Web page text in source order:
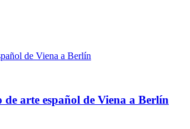
arte español de Viena a Berlín